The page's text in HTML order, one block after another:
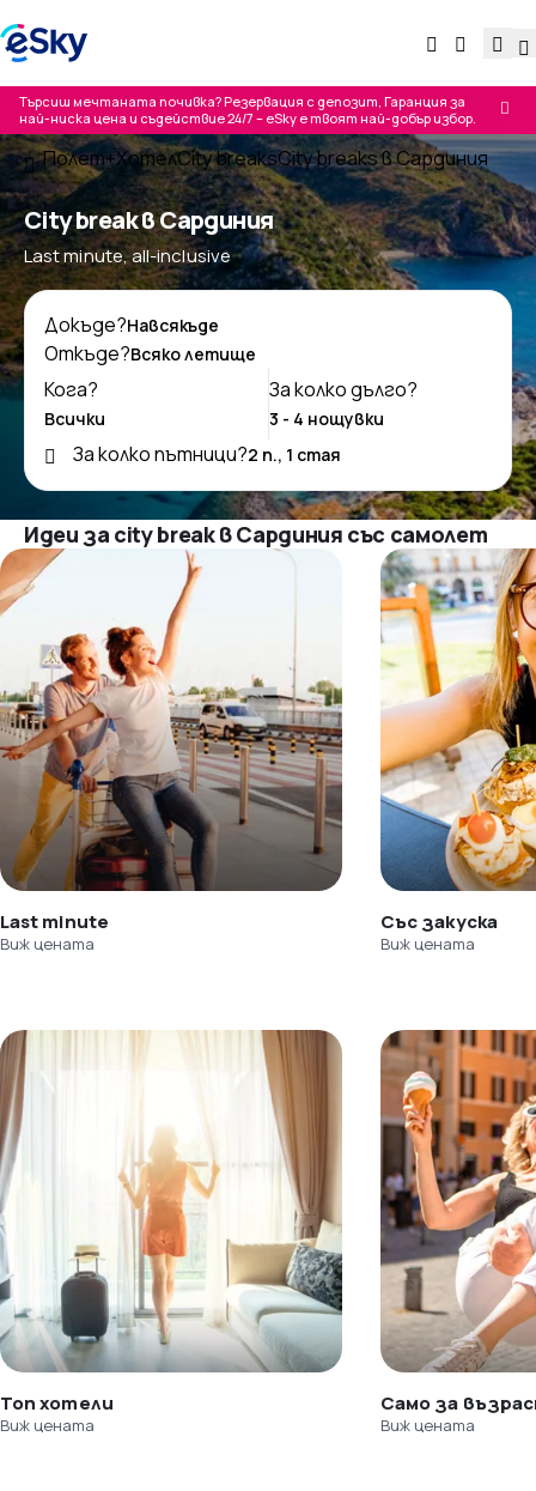
Търсиш мечтаната почивка? Резервация с депозит, Гаранция за
най-ниска цена и съдействие 24/7 – eSky е твоят най-добър избор.
Полет+ХотелCity breaksCity breaks в Сардиния
City break в Сардиния
Last minute, all-inclusive
Докъде?
Откъде?
Кога?
За колко дълго?
За колко пътници?
Идеи за city break в Сардиния със самолет
Last minute
Виж цената
Със закуска
Виж цената
Топ хотели
Виж цената
Само за
Виж цената